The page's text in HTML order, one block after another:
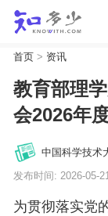
首页> 资讯
教育部理
会2026年
中国科学技术
发布时间: 2026-05-
为贯彻落实党